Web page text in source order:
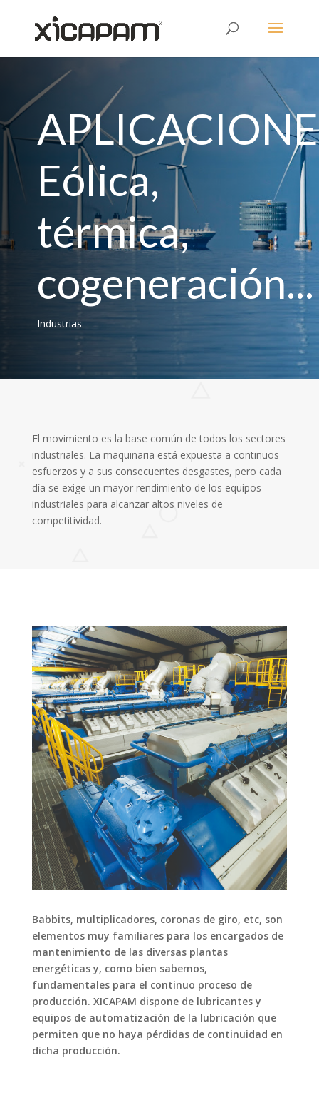
Eólica,
térmica,
cogeneración...
Industrias
El movimiento es la base común de todos los sectores
industriales. La maquinaria está expuesta a continuos
esfuerzos y a sus consecuentes desgastes, pero cada
día se exige un mayor rendimiento de los equipos
industriales para alcanzar altos niveles de
competitividad.
Babbits, multiplicadores, coronas de giro, etc, son
elementos muy familiares para los encargados de
mantenimiento de las diversas plantas
energéticas y, como bien sabemos,
fundamentales para el continuo proceso de
producción. XICAPAM dispone de lubricantes y
equipos de automatización de la lubricación que
permiten que no haya pérdidas de continuidad en
dicha producción.